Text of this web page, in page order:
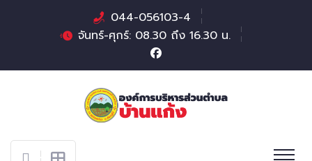
044-056103-4
จันทร์-ศุกร์: 08.30 ถึง 16.30 น.